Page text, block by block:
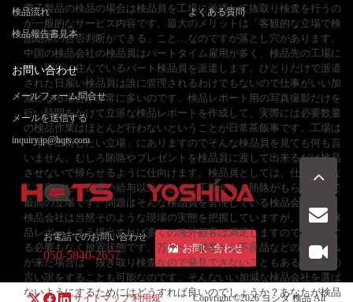
電子製品の検品の場合は検品員を工場に派遣して抜取り検査を行うの
が一般的なサービス内容です。最大のメリットは「客観的な立場で検
品結果の合否判断ができる」こと…なのですが落とし穴があります。
中国の検品会社の検品員はパートタイム雇用が多く、検品先の工場に
近い場所に住んでいるパート検品員を派遣します。ひとりだけで派遣
された日雇い検品員は誰に管理されるわけでもないので仕事がいい加
減になる場合が非常に多いのです。検品レポート用の写真撮影だけを
行い時間をかけて立派な検品レポートを作成して、実際には必要数量
の検品作業はほとんど行わないということが日常茶飯事です。工場は
「早く出荷したい立場」にありますのでそんな検品員を見ても何も言
いません。むしろ賄賂やプレゼントを検品員に渡して出来るだけ検品
させないで帰らせるように仕向けます。検品員としては、仕事はしな
くて良いし、日雇い給与以外にさらに工場からも賄賂がもらえるので
最高の立場です。問題はそんな検品員を管理している検品会社です。
検品会社は当然そのような現場の実態を把握していますが、立派な検
品レポートさえ提出すれば多くの海外顧客は満足しますので、改善す
る必要もなく放置状態です。万が一、顧客から不良品などのクレーム
が来た場合は「抜き取り検査なので発見できないこともある」などの
言い訳をすることも可能なのです。そんないい加減な検品会社を選ば
ないようにするためにはどうすれば良いのでしょうか？あなたが検品
検品流れ
検品報告書見本
よくある質問
お問い合わせ
メールフォーム問合せ
メールを送信する
inquiry.jp@hqts.com
お電話でのお問い合わせ
050-5840-2657
お問い合わせ
サイトマップ 利用規 Copyright ©2026ヨシダ 検品All